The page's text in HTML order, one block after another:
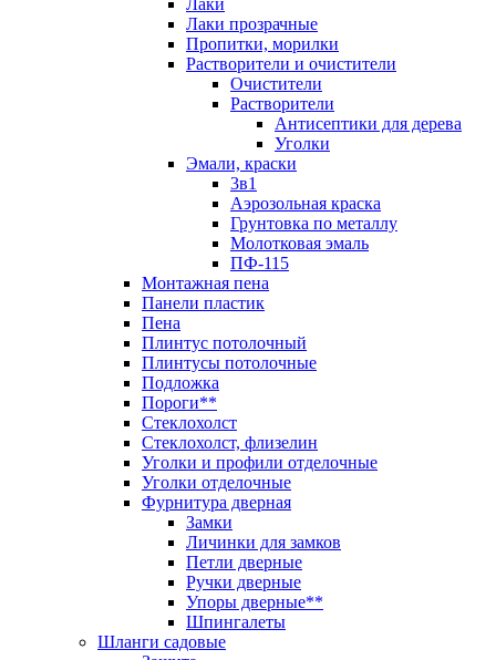
Лаки
Лаки прозрачные
Пропитки, морилки
Растворители и очистители
Очистители
Растворители
Антисептики для дерева
Уголки
Эмали, краски
3в1
Аэрозольная краска
Грунтовка по металлу
Молотковая эмаль
ПФ-115
Монтажная пена
Панели пластик
Пена
Плинтус потолочный
Плинтусы потолочные
Подложка
Пороги**
Стеклохолст
Стеклохолст, флизелин
Уголки и профили отделочные
Уголки отделочные
Фурнитура дверная
Замки
Личинки для замков
Петли дверные
Ручки дверные
Упоры дверные**
Шпингалеты
Шланги садовые